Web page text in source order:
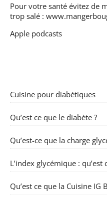
Pour votre santé évitez de
trop salé :
Apple podcasts
Cuisine pour diabétiques
Qu’est ce que le diabète ?
Qu’est-ce que la charge
L’index glycémique : qu’est
Qu’est ce que la Cuisine IG